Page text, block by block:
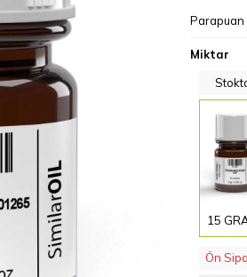
Parapuan
Miktar
15
Ön